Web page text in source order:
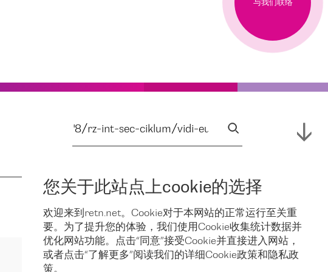
您关于此站点上cookie的选择
欢迎来到retn.net。Cookie对于本网站的正常运行至关重
要。为了提升您的体验，我们使用Cookie收集统计数据并
优化网站功能。点击“同意”接受Cookie并直接进入网站，
或者点击“了解更多”阅读我们的详细Cookie政策和隐私政
策。
与我们联络